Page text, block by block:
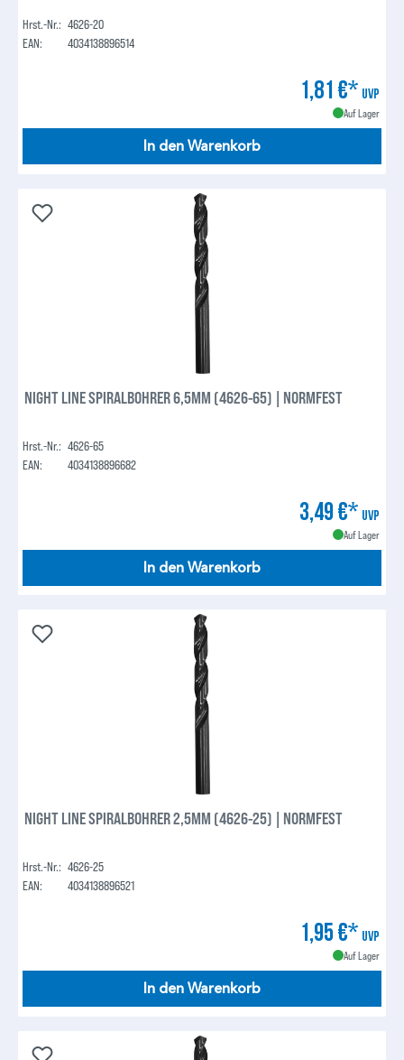
Hrst.-Nr.: 4626-20
EAN:
4034138896514
1,81 €* UVP
Auf Lager
In den Warenkorb
NIGHT LINE SPIRALBOHRER 6,5MM (4626-65) | NORMFEST
Hrst.-Nr.: 4626-65
EAN:
4034138896682
3,49 €* UVP
Auf Lager
In den Warenkorb
NIGHT LINE SPIRALBOHRER 2,5MM (4626-25) | NORMFEST
Hrst.-Nr.: 4626-25
EAN:
4034138896521
1,95 €* UVP
Auf Lager
In den Warenkorb